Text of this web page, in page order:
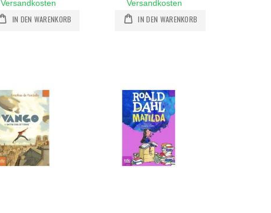
Versandkosten
IN DEN WARENKORB
Versandkosten
IN DEN WARENKORB